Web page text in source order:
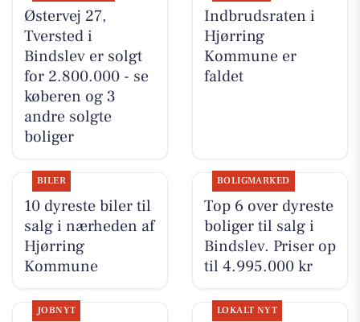
Østervej 27,
Tversted i
Bindslev er solgt
for 2.800.000 - se
køberen og 3
andre solgte
boliger
Indbrudsraten i
Hjørring
Kommune er
faldet
BILER
10 dyreste biler til
salg i nærheden af
Hjørring
Kommune
BOLIGMARKED
Top 6 over dyreste
boliger til salg i
Bindslev. Priser op
til 4.995.000 kr
JOBNYT LOKALT NYT